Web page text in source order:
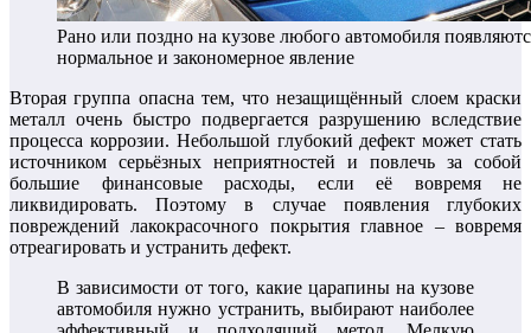
Рано или поздно на кузове любого автомобиля
нормальное и закономерное явление
Вторая группа опасна тем, что незащищённый слоем краски
металл очень быстро подвергается разрушению вследствие
процесса коррозии. Небольшой глубокий дефект может стать
источником серьёзных неприятностей и повлечь за собой
большие финансовые расходы, если её вовремя не
ликвидировать. Поэтому в случае появления глубоких
повреждений лакокрасочного покрытия главное – вовремя
отреагировать и устранить дефект.
В зависимости от того, какие царапины на кузове
автомобиля нужно устранить, выбирают наиболее